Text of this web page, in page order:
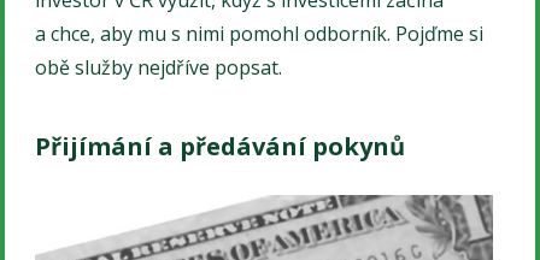
a chce, aby mu s nimi pomohl odborník. Pojďme si
obě služby nejdříve popsat.
Přijímání a předávání pokynů